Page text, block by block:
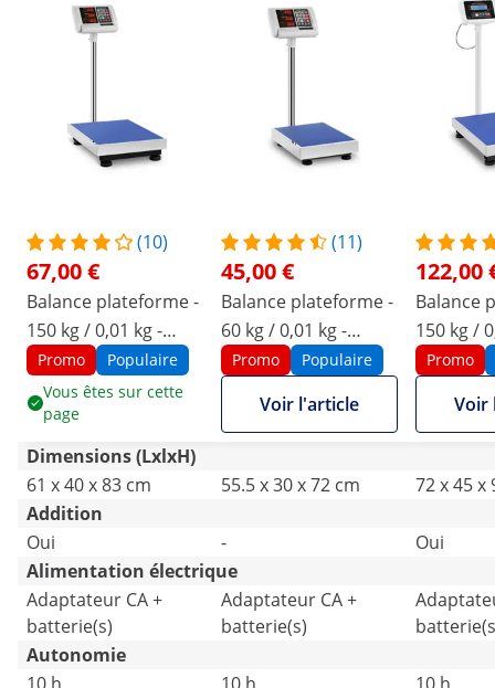
(10)
67,00 €
Balance plateforme -
150 kg / 0,01 kg -
50 x 40 cm - LED
Promo
Populaire
Vous êtes sur cette
page
(11)
45,00 €
Balance plateforme -
60 kg / 0,01 kg -
40 x 30 cm - LED
Promo Populaire
Voir l'article
122,00
Balance
150 kg /
60 x 45
écran
Promo
Voir
Dimensions (LxlxH)
61 x 40 x 83 cm
55.5 x 30 x 72 cm
72 x 45 x
Addition
Oui
-
Oui
Alimentation électrique
Adaptateur CA +
batterie(s)
Adaptateur CA +
batterie(s)
Autonomie